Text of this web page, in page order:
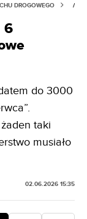
DROGOWEGO /
6
do 3000
taki
musiało
02.06.2026 15:35